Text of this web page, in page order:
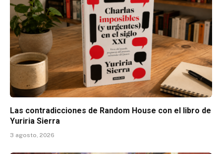
Las contradicciones de Random House con el libro de
Yuriria Sierra
3 agosto, 2026